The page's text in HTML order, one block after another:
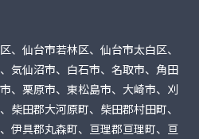
、仙台市若林区、仙台市太白区、
気仙沼市、白石市、名取市、角田
、栗原市、東松島市、大崎市、刈
柴田郡大河原町、柴田郡村田町、
伊具郡丸森町、亘理郡亘理町、亘